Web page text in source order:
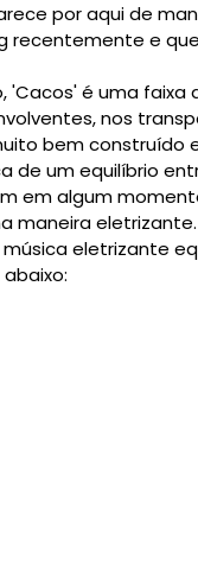
por aqui de
e
'Cacos' é uma
nos
bem
de um equilíbrio
em algum
maneira
música eletrizante